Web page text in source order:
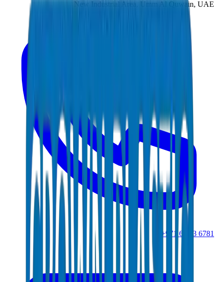
New Industrial Area, Umm Al Quwain, UAE
+971 6 543 6781